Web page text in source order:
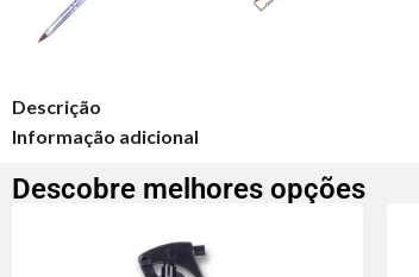
Descrição
Informação adicional
Descobre melhores opções